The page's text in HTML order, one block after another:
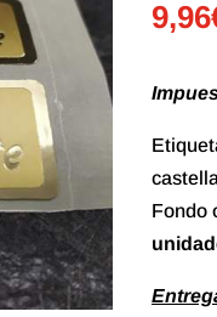
9,96
Fondo